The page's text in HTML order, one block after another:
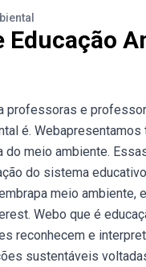
Educação
professoras e
é.
meio ambiente.
do sistema
meio
Webo que é
reconhecem e
sustentáveis